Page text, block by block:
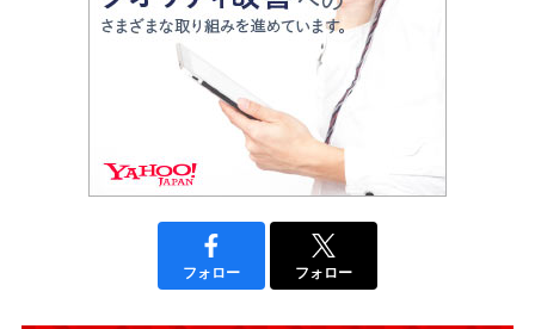
フォロー フォロー